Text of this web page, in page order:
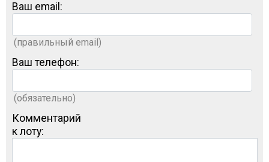
Ваш email:
(правильный email)
Ваш телефон:
(обязательно)
Комментарий
к лоту: